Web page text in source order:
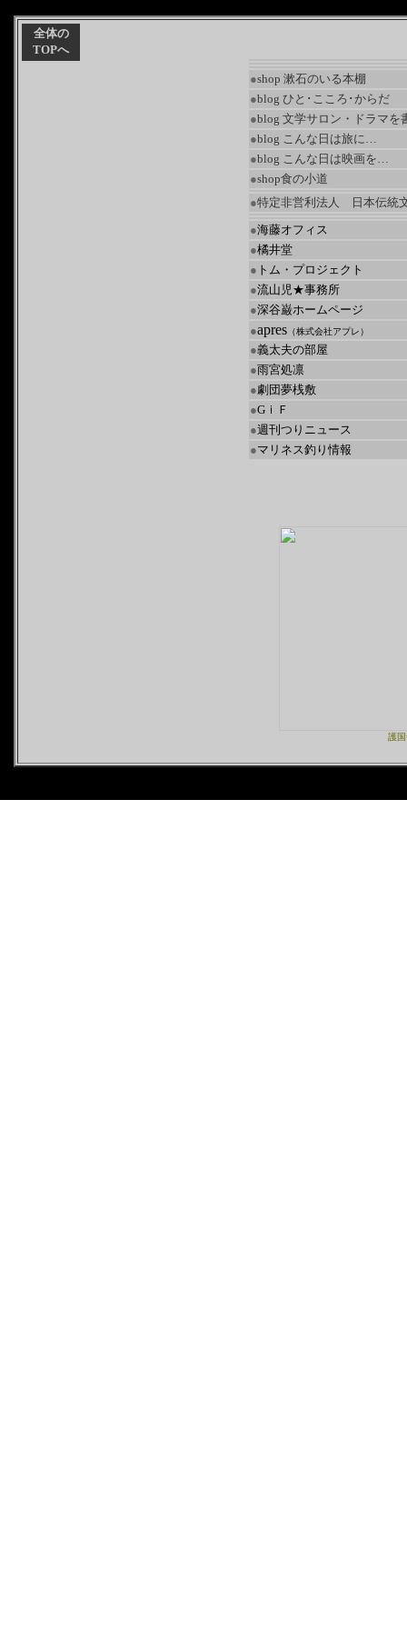
全体の
TOPへ
●shop 漱石のいる本棚
●blog ひと･こころ･からだ
●blog 文学サロン・ドラマを
●blog こんな日は旅に…
●blog こんな日は映画を…
●shop食の小道
●特定非営利法人 日本伝統
●海藤オフィス
●橘井堂
● トム・プロジェクト
●流山児★事務所
●深谷巌ホームページ
●apres（株式会社アプレ）
●義太夫の部屋
●雨宮処凛
●劇団夢桟敷
●GｉＦ
●週刊つりニュース
●マリネス釣り情報
護